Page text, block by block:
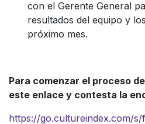
con el Gerente General
resultados del equipo y
próximo mes.
Para comenzar el proceso
este enlace y contesta la
https://go.cultureindex.com/s/